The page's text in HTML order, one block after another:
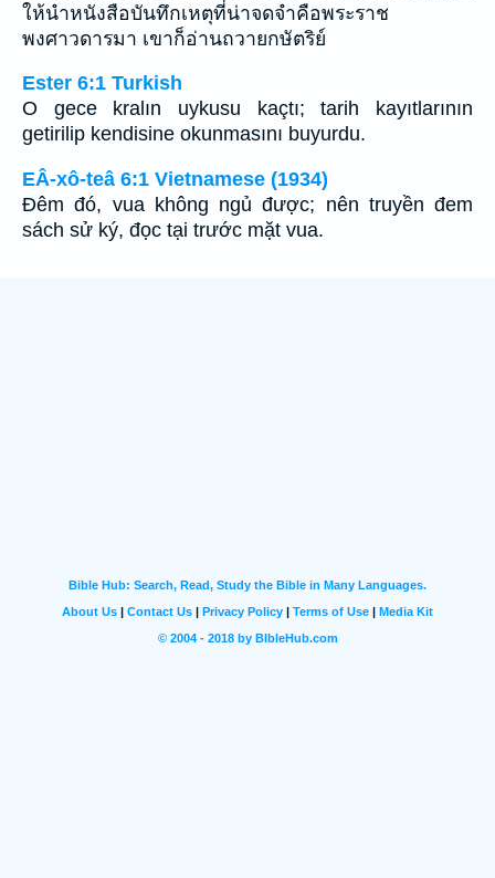
ให้นำหนังสือบันทึกเหตุที่น่าจดจำคือพระราช
พงศาวดารมา เขาก็อ่านถวายกษัตริย์
Ester 6:1 Turkish
O gece kralın uykusu kaçtı; tarih kayıtlarının
getirilip kendisine okunmasını buyurdu.
EÂ-xô-teâ 6:1 Vietnamese (1934)
Ðêm đó, vua không ngủ được; nên truyền đem
sách sử ký, đọc tại trước mặt vua.